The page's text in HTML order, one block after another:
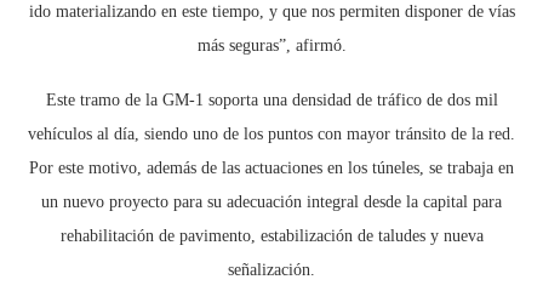
ido materializando en este tiempo, y que nos permiten disponer de vías
más seguras”, afirmó.
Este tramo de la GM-1 soporta una densidad de tráfico de dos mil
vehículos al día, siendo uno de los puntos con mayor tránsito de la red.
Por este motivo, además de las actuaciones en los túneles, se trabaja en
un nuevo proyecto para su adecuación integral desde la capital para
rehabilitación de pavimento, estabilización de taludes y nueva
señalización.